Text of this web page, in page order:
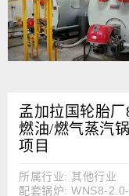
孟加拉国轮胎厂
燃油/燃气蒸汽
项目
所属行业: 其他行业